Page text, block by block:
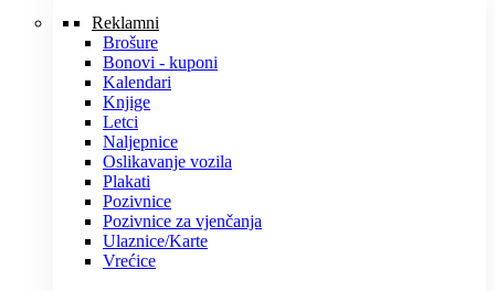
Reklamni
Brošure
Bonovi - kuponi
Kalendari
Knjige
Letci
Naljepnice
Oslikavanje vozila
Plakati
Pozivnice
Pozivnice za vjenčanja
Ulaznice/Karte
Vrećice